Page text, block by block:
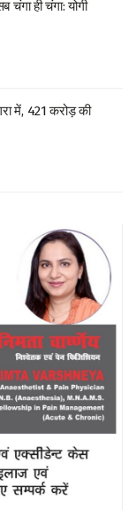
ही चंगा: योगी
में, 421 करोड़ की